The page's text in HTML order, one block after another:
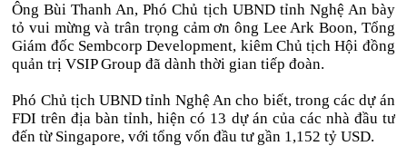
Ông Bùi Thanh An, Phó Chủ tịch UBND tỉnh Nghệ An bày
tỏ vui mừng và trân trọng cảm ơn ông Lee Ark Boon, Tổng
Giám đốc Sembcorp Development, kiêm Chủ tịch Hội đồng
quản trị VSIP Group đã dành thời gian tiếp đoàn.
Phó Chủ tịch UBND tỉnh Nghệ An cho biết, trong các dự án
FDI trên địa bàn tỉnh, hiện có 13 dự án của các nhà đầu tư
đến từ Singapore, với tổng vốn đầu tư gần 1,152 tỷ USD.